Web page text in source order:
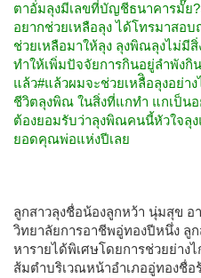
ตาอั่มลุงมีเลขที่บัญชีธนาคารมั๊ย
อยากช่วยเหลือลุง ได้โทรมาสอ
ช่วยเหลือมาให้ลุง ลุงพิณลุงไม่มี
ทำให้เพิ่มปัจจัยการกินอยู่ลำพังกิ
แล้ว#แล้วผมจะช่วยเหลืิอลุงอย่า
ชีวิตลุงพิณ ในสิ่งที่แกทำ แกเป็น
ต้องยอมรับว่าลุงพิณคนนี้หัวใจลุ
ยอดคุณพ่อแห่งปีเลย
ลูกสาวลุงชื่อน้องลูกหว้า นุ่มสุข อา
วิทยาลัยการอาชีพอู่ทองปีหนึ่ง ลูก
หารายได้พิเศษโดยการช่วยย่าง
ส้มตำบริเวณหน้าอำเภออู่ทองชื่อ